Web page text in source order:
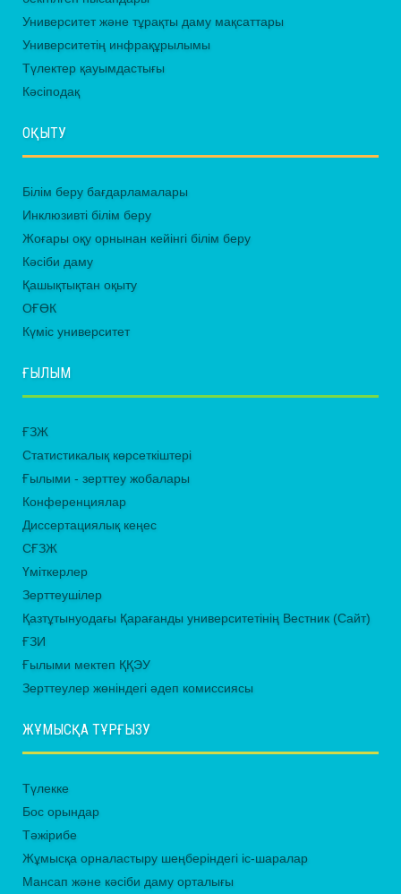
Университет және тұрақты даму мақсаттары
Университетің инфрақұрылымы
Түлектер қауымдастығы
Кәсіподақ
ОҚЫТУ
Білім беру бағдарламалары
Инклюзивті білім беру
Жоғары оқу орнынан кейінгі білім беру
Кәсіби даму
Қашықтықтан оқыту
ОҒӨК
Күміс университет
ҒЫЛЫМ
ҒЗЖ
Статистикалық көрсеткіштері
Ғылыми - зерттеу жобалары
Конференциялар
Диссертациялық кеңес
СҒЗЖ
Үміткерлер
Зерттеушілер
Қазтұтынуодағы Қарағанды университетінің Вестник (Сайт)
ҒЗИ
Ғылыми мектеп ҚҚЭУ
Зерттеулер жөніндегі әдеп комиссиясы
ЖҰМЫСҚА ТҰРҒЫЗУ
Түлекке
Бос орындар
Тәжірибе
Жұмысқа орналастыру шеңберіндегі іс-шаралар
Мансап және кәсіби даму орталығы